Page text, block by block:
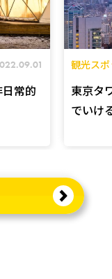
常的
観光ス
東京タ
でいけ